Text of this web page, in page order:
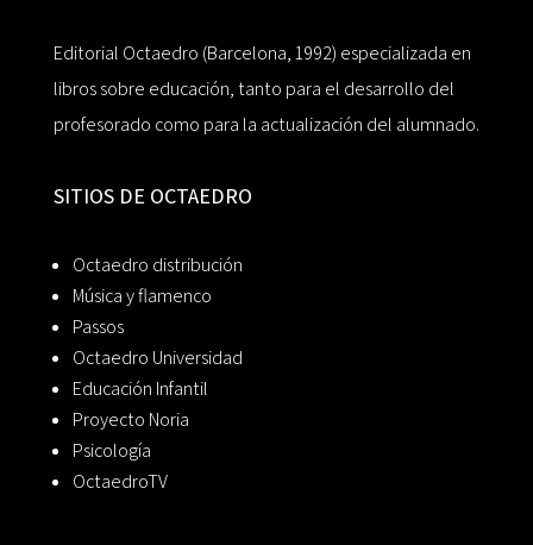
Editorial Octaedro (Barcelona, 1992) especializada en
libros sobre educación, tanto para el desarrollo del
profesorado como para la actualización del alumnado.
SITIOS DE OCTAEDRO
Octaedro distribución
Música y flamenco
Passos
Octaedro Universidad
Educación Infantil
Proyecto Noria
Psicología
OctaedroTV